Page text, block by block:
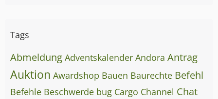
Tags
Abmeldung Adventskalender Andora Antrag
Auktion Awardshop Bauen Baurechte Befehl
Befehle Beschwerde bug Cargo Channel Chat